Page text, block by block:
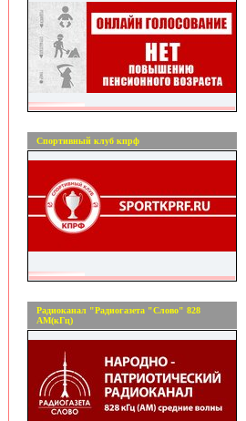
Спортивный клуб кпрф
Радиоканал "Радиогазета "Слово" 828
АМ(кГц)